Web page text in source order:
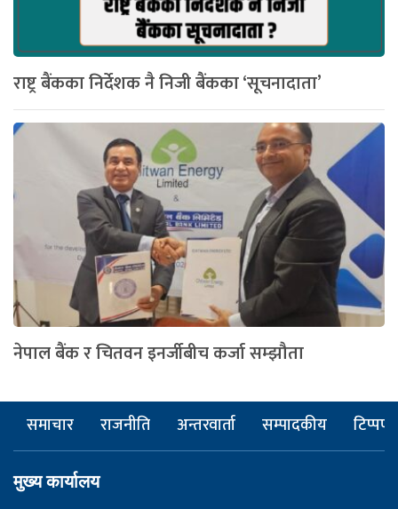
राष्ट्र बैंकका निर्देशक नै निजी बैंकका ‘सूचनादाता’
नेपाल बैंक र चितवन इनर्जीबीच कर्जा सम्झौता
समाचार राजनीति अन्तरवार्ता सम्पादकीय टिप्पणी
मुख्य कार्यालय